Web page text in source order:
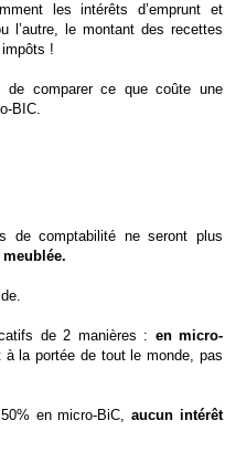
les intérêts d’emprunt et
l’autre, le montant des recettes
!
comparer ce que coûte une
BIC.
de comptabilité ne seront plus
de 2 manières : en micro-
la portée de tout le monde, pas
en micro-BiC,aucun intérêt